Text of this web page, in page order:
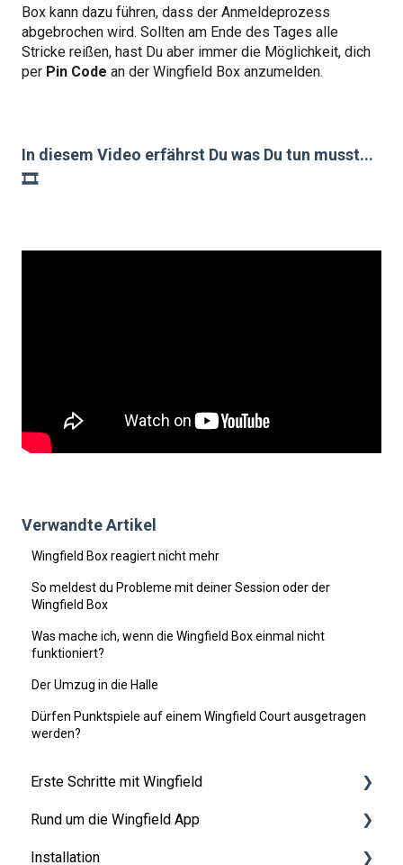
Box kann dazu führen, dass der Anmeldeprozess
abgebrochen wird. Sollten am Ende des Tages alle
Stricke reißen, hast Du aber immer die Möglichkeit, dich
per Pin Code an der Wingfield Box anzumelden.
In diesem Video erfährst Du was Du tun musst...
🎞
Verwandte Artikel
Wingfield Box reagiert nicht mehr
So meldest du Probleme mit deiner Session oder der
Wingfield Box
Was mache ich, wenn die Wingfield Box einmal nicht
funktioniert?
Der Umzug in die Halle
Dürfen Punktspiele auf einem Wingfield Court ausgetragen
werden?
Erste Schritte mit Wingfield
Vor deiner ersten Session
Auf dem Platz
Rund um die Wingfield App
👤 Account & Rollen
Installation